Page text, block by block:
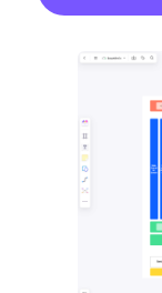
Presenti AI